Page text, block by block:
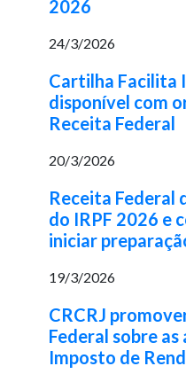
2026
24/3/2026
Cartilha Facilita
disponível com
Receita Federal
20/3/2026
Receita Federal
do IRPF 2026 e
iniciar
19/3/2026
CRCRJ
Federal sobre
Imposto de